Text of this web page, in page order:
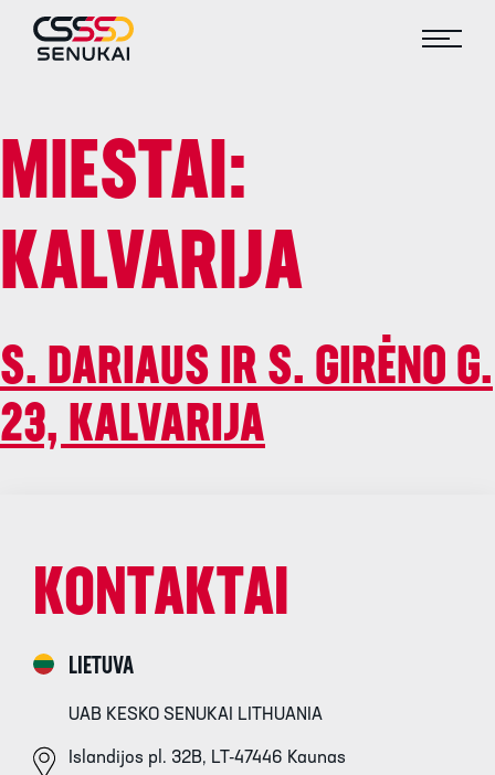
MIESTAI:
KALVARIJA
S. DARIAUS IR S. GIRĖNO G.
23, KALVARIJA
KONTAKTAI
LIETUVA
UAB KESKO SENUKAI LITHUANIA
Islandijos pl. 32B, LT-47446 Kaunas